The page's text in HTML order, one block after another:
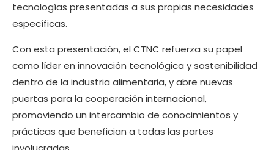
tecnologías presentadas a sus propias necesidades
específicas.
Con esta presentación, el CTNC refuerza su papel
como líder en innovación tecnológica y sostenibilidad
dentro de la industria alimentaria, y abre nuevas
puertas para la cooperación internacional,
promoviendo un intercambio de conocimientos y
prácticas que benefician a todas las partes